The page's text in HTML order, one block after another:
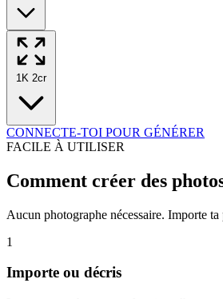
1K 2cr
CONNECTE-TOI POUR GÉNÉRER
FACILE À UTILISER
Comment créer des
Aucun photographe nécessaire. Importe
1
Importe ou décris